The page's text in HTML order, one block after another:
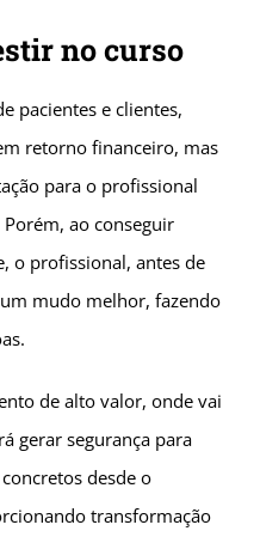
no curso
pacientes e clientes,
retorno financeiro, mas
para o profissional
ao conseguir
o profissional, antes de
mudo melhor, fazendo
de alto valor, onde vai
gerar segurança para
desde o
transformação